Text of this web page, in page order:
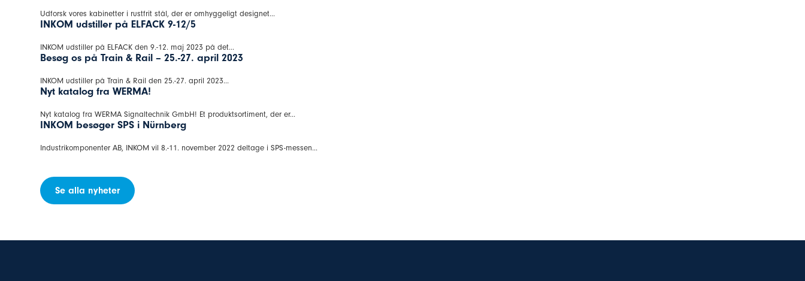
Udforsk vores kabinetter i rustfrit stål, der er omhyggeligt designet...
INKOM udstiller på ELFACK 9-12/5
INKOM udstiller på ELFACK den 9.-12. maj 2023 på det...
Besøg os på Train & Rail – 25.-27. april 2023
INKOM udstiller på Train & Rail den 25.-27. april 2023...
Nyt katalog fra WERMA!
Nyt katalog fra WERMA Signaltechnik GmbH! Et produktsortiment, der er...
INKOM besøger SPS i Nürnberg
Industrikomponenter AB, INKOM vil 8.-11. november 2022 deltage i SPS-messen...
Se alla nyheter